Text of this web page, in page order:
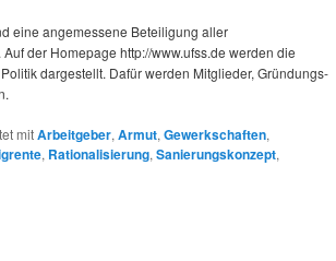
eine angemessene Beteiligung aller
der Homepage http://www.ufss.de werden die
dargestellt. Dafür werden Mitglieder, Gründungs-
mitArbeitgeber, Armut, Gewerkschaften,
, Rationalisierung, Sanierungskonzept,